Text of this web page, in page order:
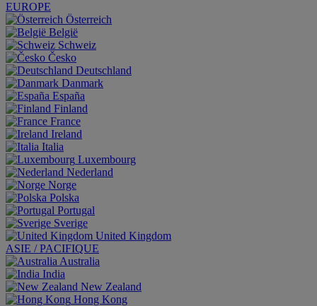
EUROPE
Österreich
België
Schweiz
Česko
Deutschland
Danmark
España
Finland
France
Ireland
Italia
Luxembourg
Nederland
Norge
Polska
Portugal
Sverige
United Kingdom
ASIE / PACIFIQUE
Australia
India
New Zealand
Hong Kong